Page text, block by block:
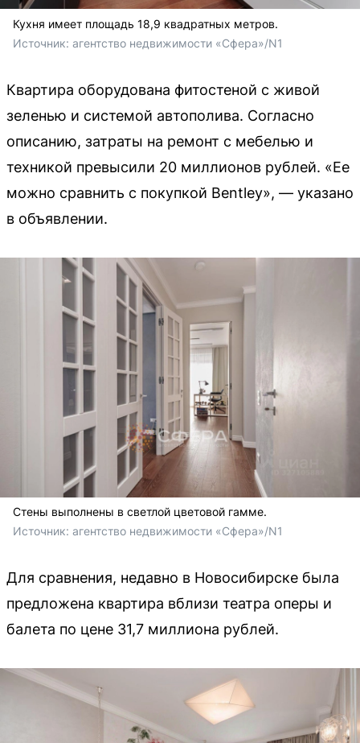
Кухня имеет площадь 18,9 квадратных метров.
Источник: агентство недвижимости «Сфера»/N1
Квартира оборудована фитостеной с живой
зеленью и системой автополива. Согласно
описанию, затраты на ремонт с мебелью и
техникой превысили 20 миллионов рублей. «Ее
можно сравнить с покупкой Bentley», — указано
в объявлении.
Стены выполнены в светлой цветовой гамме.
Источник: агентство недвижимости «Сфера»/N1
Для сравнения, недавно в Новосибирске была
предложена квартира вблизи театра оперы и
балета по цене 31,7 миллиона рублей.